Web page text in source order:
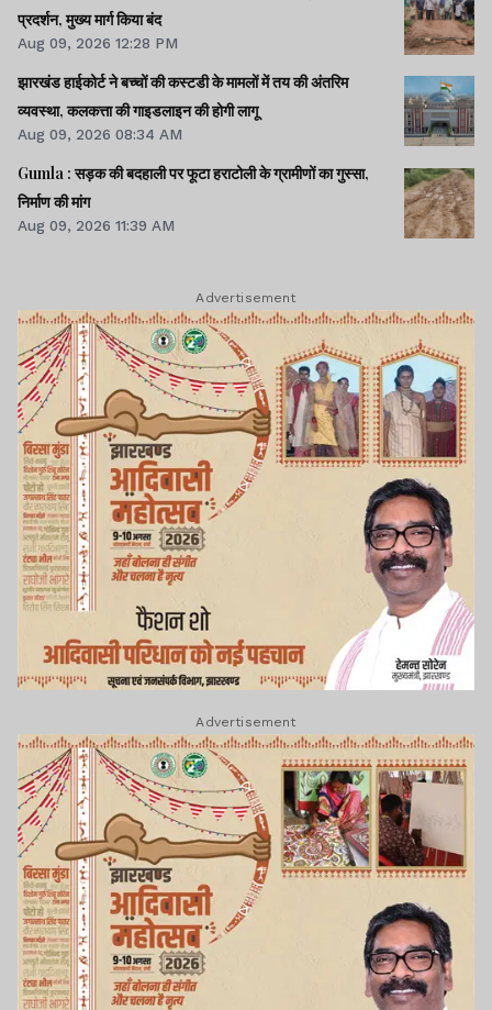
प्रदर्शन, मुख्य मार्ग किया बंद
Aug 09, 2026 12:28 PM
झारखंड हाईकोर्ट ने बच्चों की कस्टडी के मामलों में तय की अंतरिम
व्यवस्था, कलकत्ता की गाइडलाइन की होगी लागू
Aug 09, 2026 08:34 AM
Gumla : सड़क की बदहाली पर फूटा हराटोली के ग्रामीणों का गुस्सा,
निर्माण की मांग
Aug 09, 2026 11:39 AM
Advertisement
Advertisement